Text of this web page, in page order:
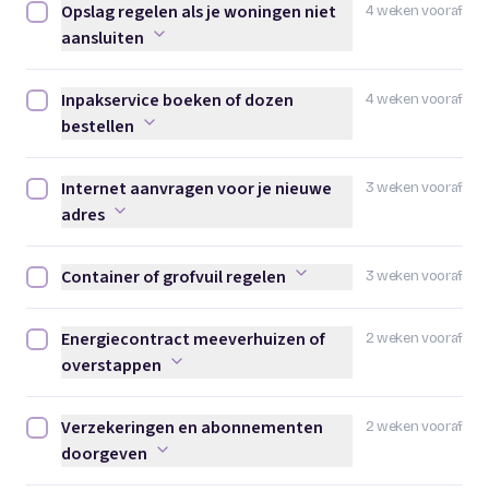
4 weken vooraf
Opslag regelen als je woningen niet aansluiten afvinken
Opslag regelen als je woningen niet
aansluiten
4 weken vooraf
Inpakservice boeken of dozen bestellen afvinken
Inpakservice boeken of dozen
bestellen
3 weken vooraf
Internet aanvragen voor je nieuwe adres afvinken
Internet aanvragen voor je nieuwe
adres
3 weken vooraf
Container of grofvuil regelen afvinken
Container of grofvuil regelen
2 weken vooraf
Energiecontract meeverhuizen of overstappen afvinken
Energiecontract meeverhuizen of
overstappen
2 weken vooraf
Verzekeringen en abonnementen doorgeven afvinken
Verzekeringen en abonnementen
doorgeven